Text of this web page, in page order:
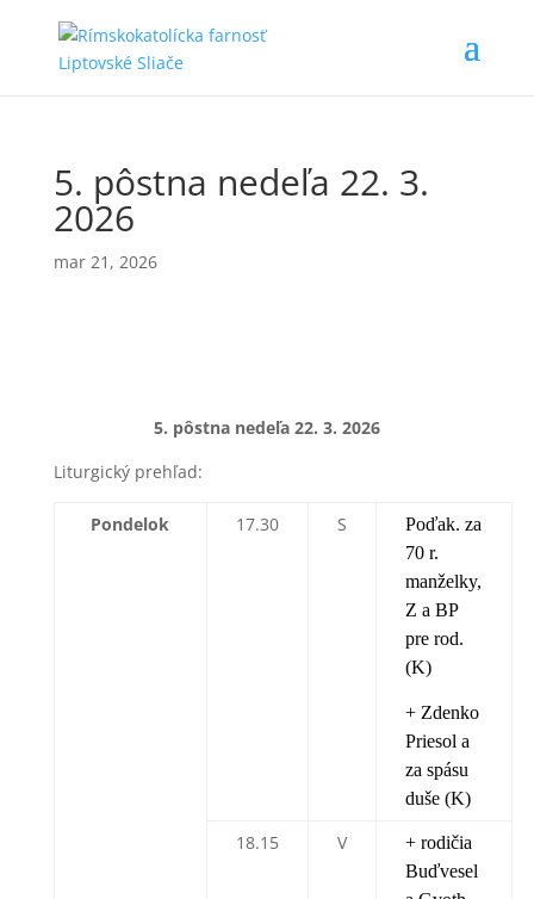
5. pôstna nedeľa 22. 3.
2026
mar 21, 2026
5. pôstna nedeľa 22. 3. 2026
Liturgický prehľad:
Pondelok 17.30 S
Poďak. za
70 r.
manželky,
Z a BP
pre rod.
(K)
+ Zdenko
Priesol a
za spásu
duše (K)
18.15 V
+ rodičia
Buďvesel